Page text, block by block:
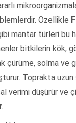
Özellikle
mantar türleri bu
bitkilerin kök,
çürüme, solma ve
Toprakta uzun
verimi düşürür ve